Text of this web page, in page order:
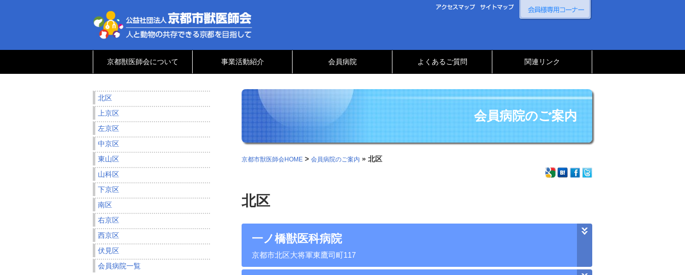
京都獣医師会について 事業活動紹介 会員病院 よくあるご質問 関連リンク
会員病院のご案内
京都市獣医師会HOME> 会員病院のご案内 » 北区
北区
一ノ橋獣医科病院
京都市北区大将軍東鷹司町117
北区
上京区
左京区
中京区
東山区
山科区
下京区
南区
右京区
西京区
伏見区
会員病院一覧